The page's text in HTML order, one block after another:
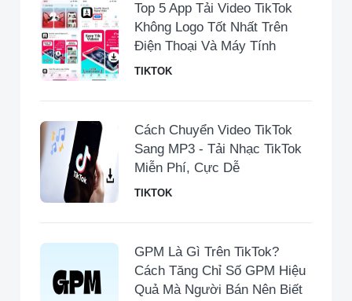
Top 5 App Tải Video TikTok
Không Logo Tốt Nhất Trên
Điện Thoại Và Máy Tính
TIKTOK
Cách Chuyển Video TikTok
Sang MP3 - Tải Nhạc TikTok
Miễn Phí, Cực Dễ
TIKTOK
GPM Là Gì Trên TikTok?
Cách Tăng Chỉ Số GPM Hiệu
Quả Mà Người Bán Nên Biết